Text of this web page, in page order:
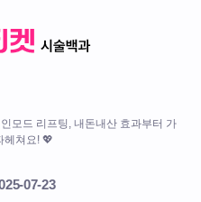
모드 리프팅, 내돈내산 효과부터 가
헤쳐요! 💖
07-23